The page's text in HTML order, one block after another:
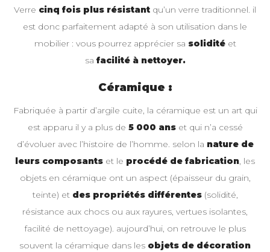
Verre cinq fois plus résistant qu’un verre traditionnel. il
est donc parfaitement adapté à son utilisation dans le
mobilier : vous pourrez apprécier sa solidité et
sa facilité à nettoyer.
Céramique :
Fabriquée à partir d’argile cuite, la céramique est un art qui
est apparu il y a plus de 5 000 ans et qui n’a cessé
d’évoluer avec l’histoire de l’homme. selon la nature de
leurs composants et le procédé de fabrication, les
objets en céramique ont un aspect (épaisseur du grain,
teinte) et des propriétés différentes(solidité,
résistance aux chocs ou aux rayures, vertues isolantes,
facilité de nettoyage). aujourd’hui, on retrouve le plus
souvent la céramique dans les objets de décoration